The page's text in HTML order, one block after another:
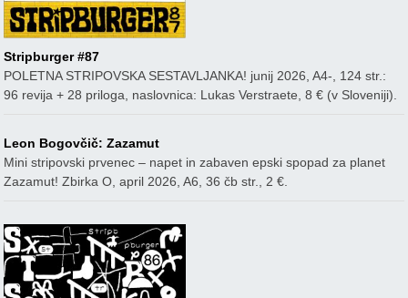
Stripburger #87
POLETNA STRIPOVSKA SESTAVLJANKA! junij 2026, A4-, 124 str.:
96 revija + 28 priloga, naslovnica: Lukas Verstraete, 8 € (v Sloveniji).
Leon Bogovčič: Zazamut
Mini stripovski prvenec – napet in zabaven epski spopad za planet
Zazamut! Zbirka O, april 2026, A6, 36 čb str., 2 €.